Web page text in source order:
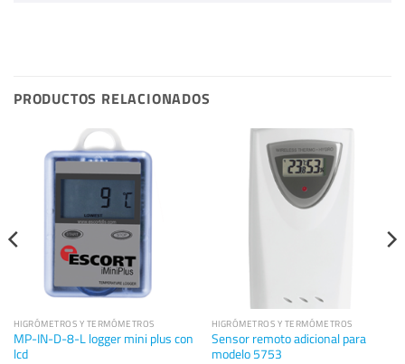
PRODUCTOS RELACIONADOS
HIGRÓMETROS Y TERMÓMETROS
MP-IN-D-8-L logger mini plus con
lcd
HIGRÓMETROS Y TERMÓMETROS
Sensor remoto adicional para
modelo 5753